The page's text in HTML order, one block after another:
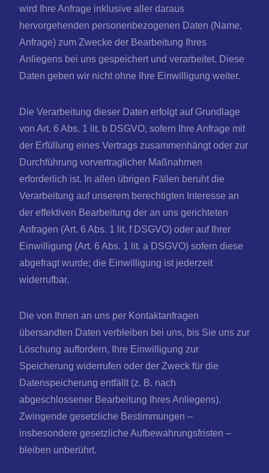
wird Ihre Anfrage inklusive aller daraus
hervorgehenden personenbezogenen Daten (Name,
Anfrage) zum Zwecke der Bearbeitung Ihres
Anliegens bei uns gespeichert und verarbeitet. Diese
Daten geben wir nicht ohne Ihre Einwilligung weiter.
Die Verarbeitung dieser Daten erfolgt auf Grundlage
von Art. 6 Abs. 1 lit. b DSGVO, sofern Ihre Anfrage mit
der Erfüllung eines Vertrags zusammenhängt oder zur
Durchführung vorvertraglicher Maßnahmen
erforderlich ist. In allen übrigen Fällen beruht die
Verarbeitung auf unserem berechtigten Interesse an
der effektiven Bearbeitung der an uns gerichteten
Anfragen (Art. 6 Abs. 1 lit. f DSGVO) oder auf Ihrer
Einwilligung (Art. 6 Abs. 1 lit. a DSGVO) sofern diese
abgefragt wurde; die Einwilligung ist jederzeit
widerrufbar.
Die von Ihnen an uns per Kontaktanfragen
übersandten Daten verbleiben bei uns, bis Sie uns zur
Löschung auffordern, Ihre Einwilligung zur
Speicherung widerrufen oder der Zweck für die
Datenspeicherung entfällt (z. B. nach
abgeschlossener Bearbeitung Ihres Anliegens).
Zwingende gesetzliche Bestimmungen –
insbesondere gesetzliche Aufbewahrungsfristen –
bleiben unberührt.